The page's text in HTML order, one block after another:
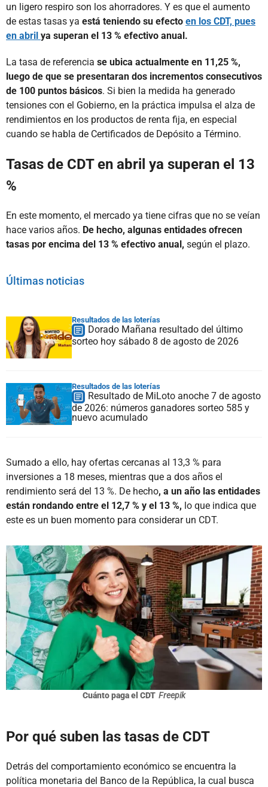
un ligero respiro son los ahorradores. Y es que el aumento
de estas tasas ya está teniendo su efecto en los CDT, pues
en abril ya superan el 13 % efectivo anual.
La tasa de referencia se ubica actualmente en 11,25 %,
luego de que se presentaran dos incrementos consecutivos
de 100 puntos básicos. Si bien la medida ha generado
tensiones con el Gobierno, en la práctica impulsa el alza de
rendimientos en los productos de renta fija, en especial
cuando se habla de Certificados de Depósito a Término.
Tasas de CDT en abril ya superan el 13
%
En este momento, el mercado ya tiene cifras que no se veían
hace varios años. De hecho, algunas entidades ofrecen
tasas por encima del 13 % efectivo anual, según el plazo.
Últimas noticias
Resultados de las loterías
Dorado Mañana resultado del último
sorteo hoy sábado 8 de agosto de 2026
Resultados de las loterías
Resultado de MiLoto anoche 7 de agosto
de 2026: números ganadores sorteo 585 y
nuevo acumulado
Sumado a ello, hay ofertas cercanas al 13,3 % para
inversiones a 18 meses, mientras que a dos años el
rendimiento será del 13 %. De hecho, a un año las entidades
están rondando entre el 12,7 % y el 13 %, lo que indica que
este es un buen momento para considerar un CDT.
Cuánto paga el CDT Freepik
Por qué suben las tasas de CDT
Detrás del comportamiento económico se encuentra la
política monetaria del Banco de la República, la cual busca